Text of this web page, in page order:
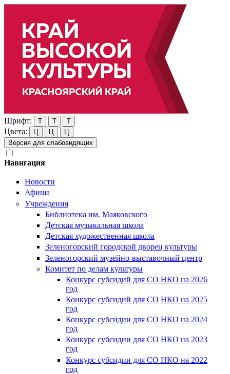
Шрифт: Т Т Т
Цвета: Ц Ц
Ц
Версия для слабовидящих
Навигация
Новости
Афиша
Учреждения
Библиотека им. Маяковского
Детская музыкальная школа
Детская художественная школа
Зеленогорский городской дворец культуры
Зеленогорский музейно-выставочный центр
Комитет по делам культуры
Конкурс субсидий для СО НКО на 2026
год
Конкурс субсидий для СО НКО на 2025
год
Конкурс субсидии для СО НКО на 2024
год
Конкурс субсидии для СО НКО на 2023
год
Конкурс субсидии для СО НКО на 2022
год